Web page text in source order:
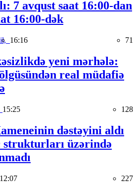
7 avqust saat 16:00-dan
16:00-dək
16:16 71
yeni mərhələ:
real müdafiə
15:25 128
dəstəyini aldı
üzərində
12:07 227